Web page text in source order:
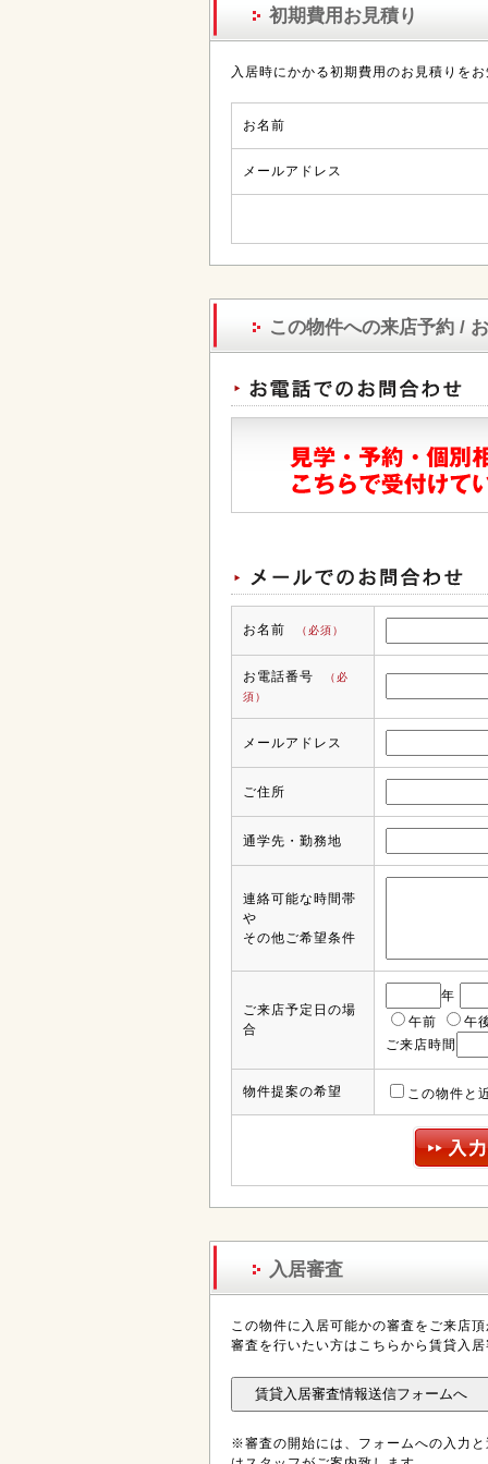
初期費用お見積り
入居時にかかる初期費用のお見積りを
お名前
メールアドレス
この物件への来店予約 /
お名前 （必須）
お電話番号
（必
須）
メールアドレス
ご住所
通学先・勤務地
連絡可能な時間帯
や
その他ご希望条件
ご来店予定日の場
合
年
午前
午
ご来店時間
物件提案の希望 この物件と
入居審査
この物件に入居可能かの審査をご来店
審査を行いたい方はこちらから賃貸入
※審査の開始には、フォームへの入力